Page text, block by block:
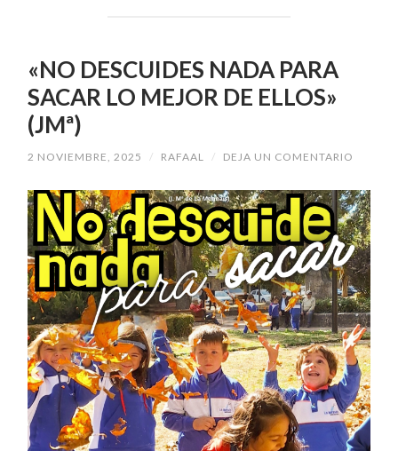
«NO DESCUIDES NADA PARA
SACAR LO MEJOR DE ELLOS»
(JMª)
2 NOVIEMBRE, 2025 / RAFAAL / DEJA UN COMENTARIO